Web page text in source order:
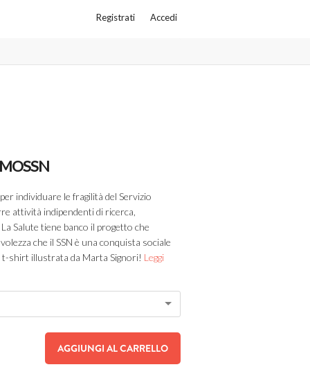
Registrati Accedi
individuare le fragilità del Servizio
attività indipendenti di ricerca,
Salute tiene banco il progetto che
che il SSN è una conquista sociale
t-shirt illustrata da Marta Signori! Leggi
AGGIUNGI AL CARRELLO